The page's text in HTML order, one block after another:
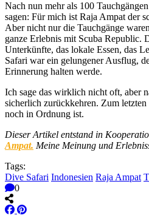
Nach nun mehr als 100
sagen: Für mich ist Raja Ampat der
Aber nicht nur die Tauchgänge
ganze Erlebnis mit Scuba Republic.
Unterkünfte, das lokale Essen, das
Safari war ein gelungener Ausflug,
Erinnerung halten werde.
Ich sage das wirklich nicht oft, aber
sicherlich zurückkehren. Zum
noch in Ordnung ist.
Dieser Artikel entstand in
Ampat. Meine Meinung und
Tags:
Dive Safari Indonesien Raja Ampat
0